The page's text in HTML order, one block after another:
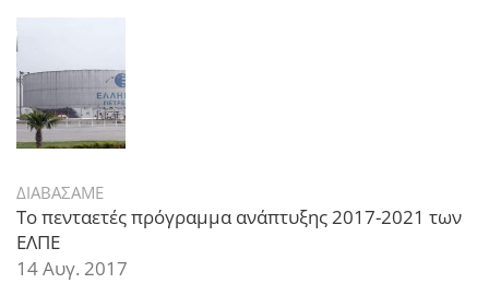
ΔΙΑΒΑΣΑΜΕ
Το πενταετές πρόγραμμα ανάπτυξης 2017-2021 των
ΕΛΠΕ
14 Αυγ. 2017